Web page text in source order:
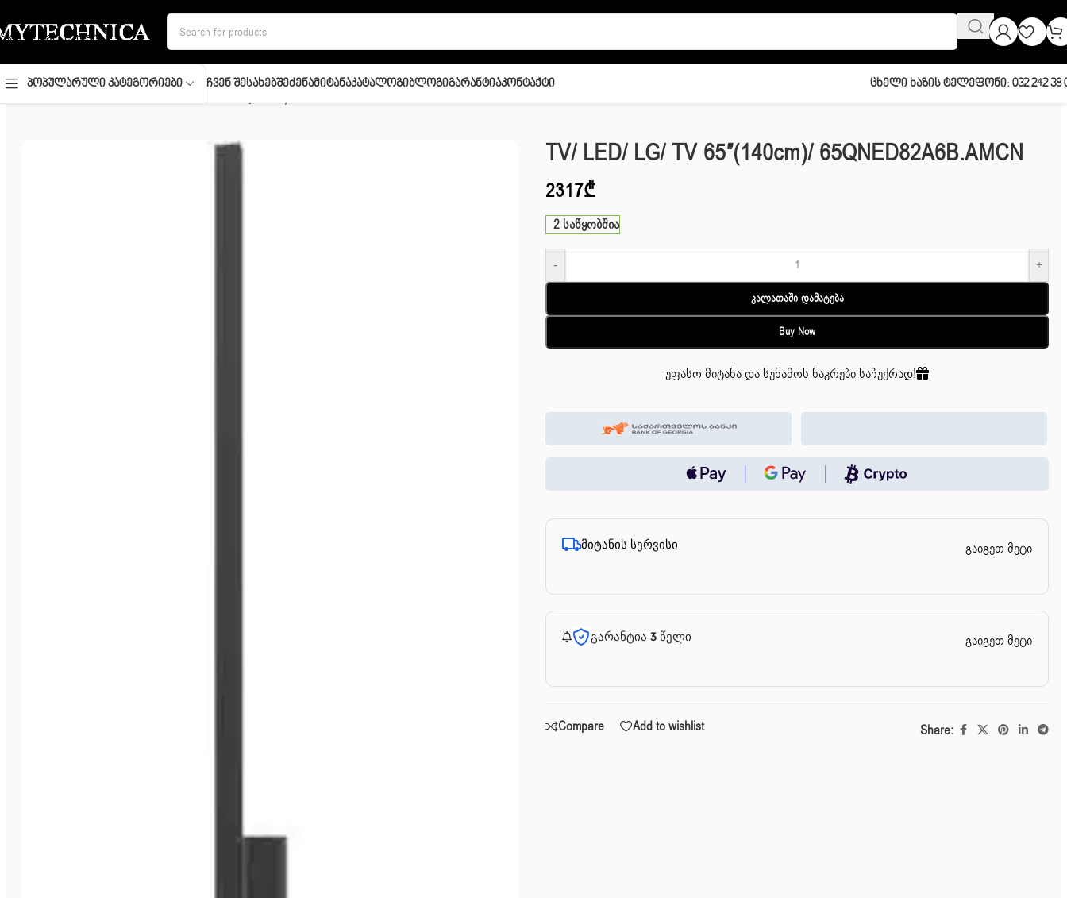
Skip to main content
Პოპულარული Კატეგორიები Ჩვენ ᲨესახებᲨეძენაᲛიტანაᲙატალოგიᲑლოგიᲒარანტიაᲙონტაქტი Ცხელი Ხაზის Ტელეფონი: 032 242 38
TV/ LED/ LG/ TV 65″(140cm)/ 65QNED82A6B.AMCN
2317₾
2 საწყობშია
- +
Კალათაში Დამატება
Buy Now
უფასო მიტანა და სუნამოს ნაკრები საჩუქრად!
მიტანის სერვისი გაიგეთ მეტი
გარანტია 3 წელი გაიგეთ მეტი
Compare Add to wishlist Share: